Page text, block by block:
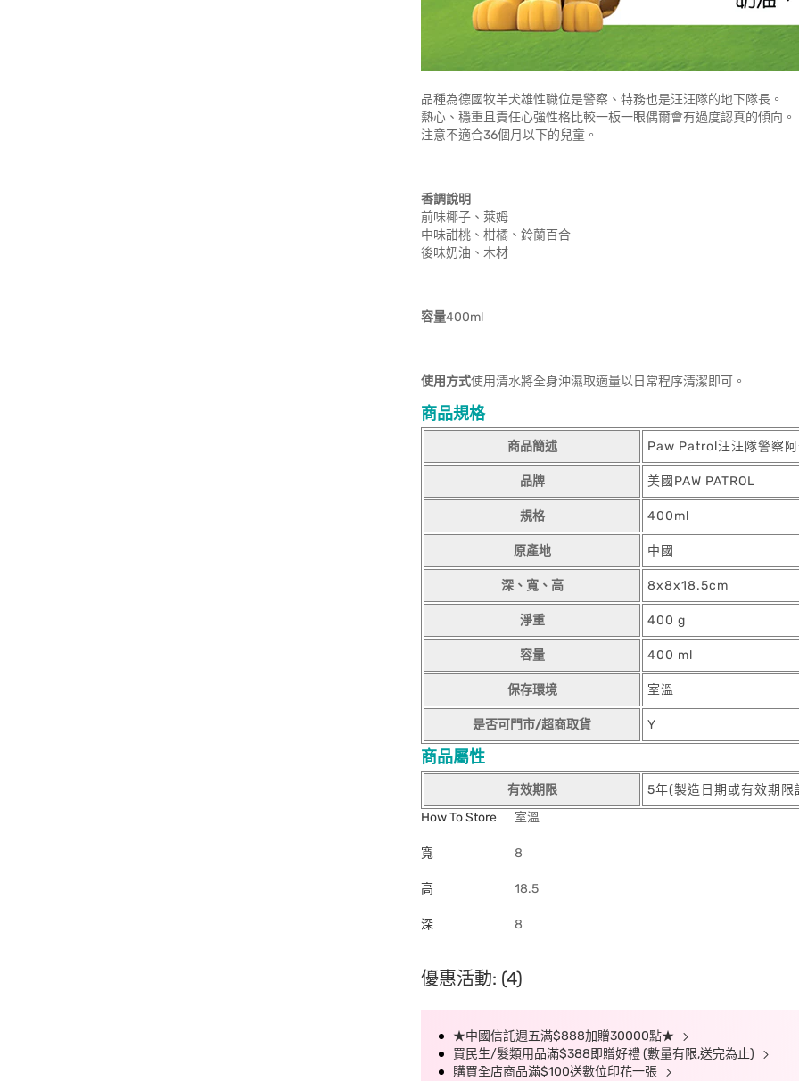
品種為德國牧羊犬雄性職位是警察、特務也是汪汪隊的地下隊長。
熱心、穩重且責任心強性格比較一板一眼偶爾會有過度認真的傾向。
注意不適合36個月以下的兒童。
香調說明
前味椰子、萊姆
中味甜桃、柑橘、鈴蘭百合
後味奶油、木材
容量400ml
使用方式使用清水將全身沖濕取適量以日常程序清潔即可。
商品規格
商品簡述 Paw Patrol汪汪隊警察
品牌 美國PAW PATROL
規格 400ml
原產地 中國
深、寬、高 8x8x18.5cm
淨重 400 g
容量 400 ml
保存環境 室溫
是否可門市/超商取貨 Y
商品屬性
有效期限
5年(製造日期或有效期
How To Store
室溫
寬 8
高 18.5
深 8
優惠活動: (4)
★中國信託週五滿$888加贈30000點★
買民生/髮類用品滿$388即贈好禮 (數量有限,送完為止)
購買全店商品滿$100送數位印花一張